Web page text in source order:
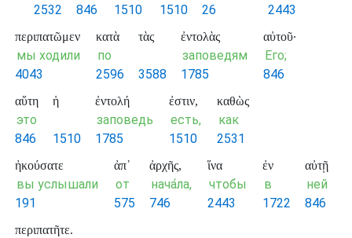
2532
846
1510
1510
26
2443
περιπατῶμεν
мы ходили
4043
κατὰ
по
2596
τὰς
3588
ἐντολὰς
заповедям
1785
αὐτοῦ·
Его;
846
αὕτη
это
846
ἡ
1510
ἐντολή
заповедь
1785
ἐστιν,
есть,
1510
καθὼς
как
2531
ἠκούσατε
вы услышали
191
ἀπ᾽
от
575
ἀρχῆς,
нача́ла,
746
ἵνα
чтобы
2443
ἐν
в
1722
αὐτῇ
ней
846
περιπατῆτε.